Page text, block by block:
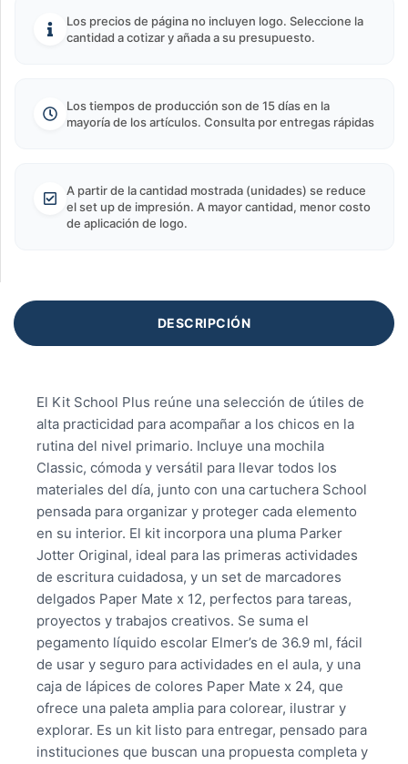
Los precios de página no incluyen logo. Seleccione la
cantidad a cotizar y añada a su presupuesto.
Los tiempos de producción son de 15 días en la
mayoría de los artículos. Consulta por entregas rápidas
A partir de la cantidad mostrada (unidades) se reduce
el set up de impresión. A mayor cantidad, menor costo
de aplicación de logo.
DESCRIPCIÓN
El Kit School Plus reúne una selección de útiles de
alta practicidad para acompañar a los chicos en la
rutina del nivel primario. Incluye una mochila
Classic, cómoda y versátil para llevar todos los
materiales del día, junto con una cartuchera School
pensada para organizar y proteger cada elemento
en su interior. El kit incorpora una pluma Parker
Jotter Original, ideal para las primeras actividades
de escritura cuidadosa, y un set de marcadores
delgados Paper Mate x 12, perfectos para tareas,
proyectos y trabajos creativos. Se suma el
pegamento líquido escolar Elmer’s de 36.9 ml, fácil
de usar y seguro para actividades en el aula, y una
caja de lápices de colores Paper Mate x 24, que
ofrece una paleta amplia para colorear, ilustrar y
explorar. Es un kit listo para entregar, pensado para
instituciones que buscan una propuesta completa y